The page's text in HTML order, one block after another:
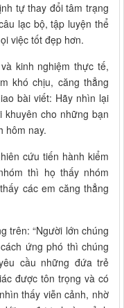
tự thay đổi tâm trạng
lạc bộ, tập luyện thể
việc tốt đẹp hơn.
kinh nghiệm thực tế,
khó chịu, căng thẳng
bài viết: Hãy nhìn lại
cho những bạn
hôm nay.
cứu tiến hành kiểm
thì họ thấy nhóm
các em căng thẳng
trên: “Người lớn chúng
ứng phó thì chúng
cầu những đứa trẻ
được tôn trọng và có
thấy viễn cảnh, nhờ